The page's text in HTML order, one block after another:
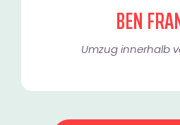
BEN
Umzug innerhalb